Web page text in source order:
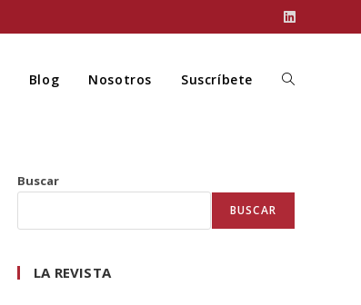
Blog Nosotros Suscríbete
Buscar
BUSCAR
LA REVISTA